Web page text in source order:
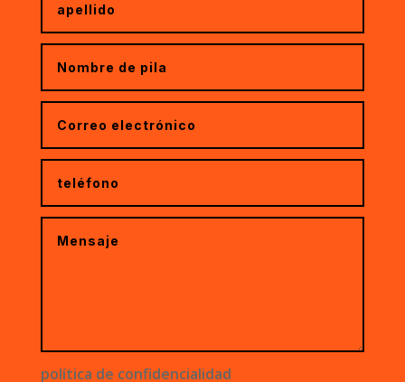
política de confidencialidad